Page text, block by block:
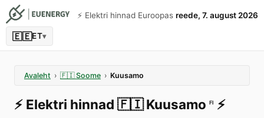
⚡️ Elektri hinnad Euroopas reede, 7. august 2026
🇪🇪ET▾
Avaleht › 🇫🇮 Soome › Kuusamo
⚡️ Elektri hinnad 🇫🇮 Kuusamo FI ⚡️